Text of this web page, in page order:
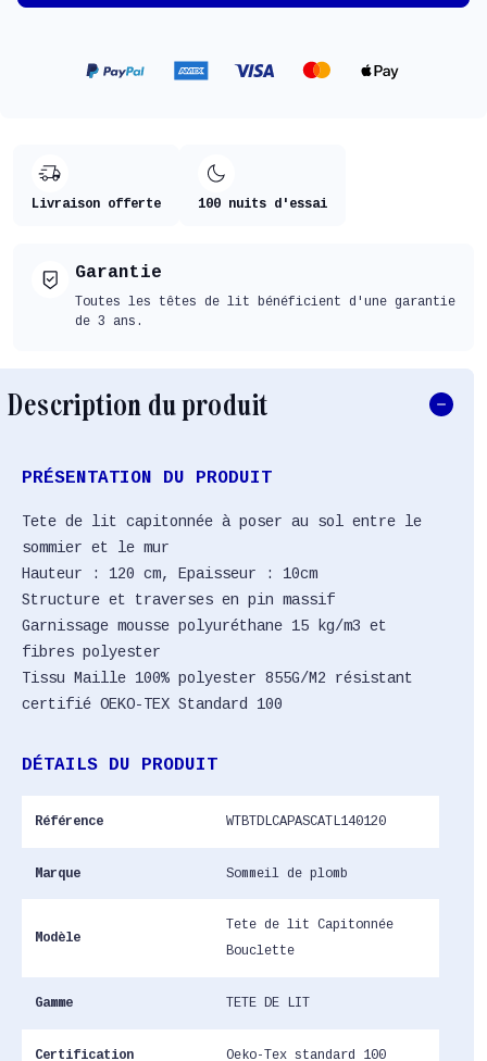
Livraison offerte 100 nuits d'essai
Garantie
Toutes les têtes de lit bénéficient d'une garantie
de 3 ans.
Description du produit
PRÉSENTATION DU PRODUIT
Tete de lit capitonnée à poser au sol entre le
sommier et le mur
Hauteur : 120 cm, Epaisseur : 10cm
Structure et traverses en pin massif
Garnissage mousse polyuréthane 15 kg/m3 et
fibres polyester
Tissu Maille 100% polyester 855G/M2 résistant
certifié OEKO-TEX Standard 100
DÉTAILS DU PRODUIT
Référence WTBTDLCAPASCATL140120
Marque Sommeil de plomb
Modèle
Tete de lit Capitonnée
Bouclette
Gamme TETE DE LIT
Certification Oeko-Tex standard 100